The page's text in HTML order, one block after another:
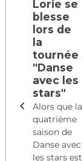
Lorie se
blesse
lors de
la
tournée
"Danse
avec les
stars"
Alors que la
quatrième
saison de
Danse avec
les stars est